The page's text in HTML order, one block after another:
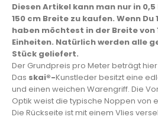
Diesen Artikel kann man nur in
150 cm Breite zu kaufen. Wenn Du
haben möchtest in der Breite von
Einheiten. Natürlich werden alle
Stück geliefert.
Der Grundpreis pro Meter beträgt hier
Das skai®-Kunstleder besitzt eine
und einen weichen Warengriff. Die
Optik weist die typische Noppen von
Die Rückseite ist mit einem Vlies